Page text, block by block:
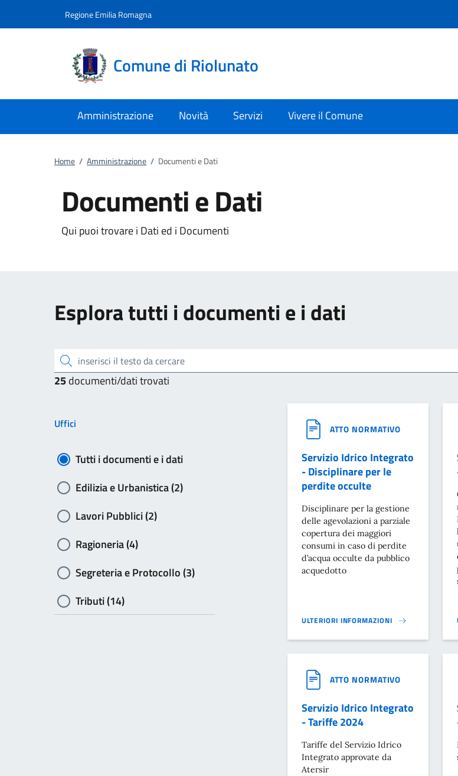
Regione Emilia Romagna
Comune di Riolunato
Amministrazione Novità Servizi Vivere il Comune
Home / Amministrazione / Documenti e Dati
Documenti e Dati
Qui puoi trovare i Dati ed i Documenti
Esplora tutti i documenti e i dati
inserisci il testo da cercare
25documenti/dati trovati
Uffici
Tutti i documenti e i dati
Edilizia e Urbanistica (2)
Lavori Pubblici (2)
Ragioneria (4)
Segreteria e Protocollo (3)
Tributi (14)
ATTO NORMATIVO
Servizio Idrico Integrato
- Disciplinare per le
perdite occulte
Disciplinare per la gestione
delle agevolazioni a parziale
copertura dei maggiori
consumi in caso di perdite
d’acqua occulte da pubblico
acquedotto
ULTERIORI INFORMAZIONI
SERVIZIO IDRICO INTEGRATO -
ATTO NORMATIVO
Servizio Idrico Integrato
- Tariffe 2024
Tariffe del Servizio Idrico
Integrato approvate da
Atersir